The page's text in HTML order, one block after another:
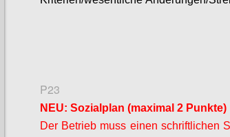
P23
NEU: Sozialplan (maximal 2 Punkte)
Der Betrieb muss einen schriftlichen